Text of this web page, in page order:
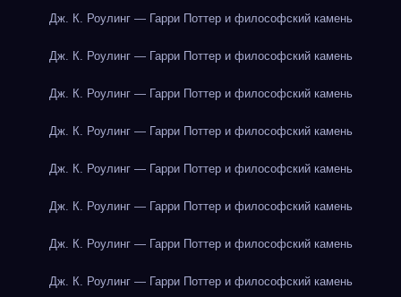
Дж. К. Роулинг — Гарри Поттер и философский камень
Дж. К. Роулинг — Гарри Поттер и философский камень
Дж. К. Роулинг — Гарри Поттер и философский камень
Дж. К. Роулинг — Гарри Поттер и философский камень
Дж. К. Роулинг — Гарри Поттер и философский камень
Дж. К. Роулинг — Гарри Поттер и философский камень
Дж. К. Роулинг — Гарри Поттер и философский камень
Дж. К. Роулинг — Гарри Поттер и философский камень